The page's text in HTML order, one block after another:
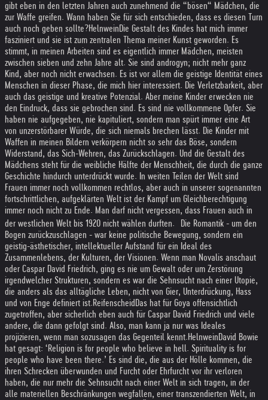
gibt eben in den letzten Jahren auch zunehmend die “bösen“ Mädchen, die
zur Waffe greifen. Wann haben Sie für sich entschieden, dass es diesen Turn
auch noch geben sollte?Helnwein Die Gestalt des Kindes hat mich immer
fasziniert und sie ist zum zentralen Thema meiner Kunst geworden. Es
stimmt, in meinen Arbeiten sind es eigentlich immer Mädchen, meisten
zwischen sieben und zehn Jahre alt. Sie sind androgyn; nicht mehr ganz
Kind, aber noch nicht erwachsen. Es ist vor allem die geistige Identität eines
Menschen in dieser Phase, die mich hier interessiert. Die Verletzbarkeit, aber
auch das geistige und kreative Potenzial. Aber meine Kinder erwecken nie
den Eindruck, dass sie gebrochen sind. Es sind nie vollkommene Opfer. Sie
haben nie aufgegeben, nie kapituliert, sondern man spürt immer eine Art
von unzerstörbarer Würde, die sich niemals brechen lässt. Die Kinder mit
Waffen in meinen Bildern verkörpern nicht so sehr das Böse, sondern
Widerstand, das Sich-Wehren, das Zurückschlagen. Und die Gestalt des
Mädchens steht für die weibliche Hälfte der Menschheit, die durch die ganze
Geschichte hindurch unterdrückt wurde. In weiten Teilen der Welt sind
Frauen immer noch vollkommen rechtlos, aber auch in unserer sogenannten
fortschrittlichen, aufgeklärten Welt ist der Kampf um Gleichberechtigung
immer noch nicht zu Ende. Man darf nicht vergessen, dass Frauen auch in
der westlichen Welt bis 1920 nicht wählen durften. Die Romantik - um den
Bogen zurückzuschlagen - war keine politische Bewegung, sondern ein
geistig-ästhetischer, intellektueller Aufstand für ein Ideal des
Zusammenlebens, der Kulturen, der Visionen. Wenn man Novalis anschaut
oder Caspar David Friedrich, ging es nie um Gewalt oder um Zerstörung
irgendwelcher Strukturen, sondern es war die Sehnsucht nach einer Utopie,
die anders als das alltägliche Leben, nicht von Gier, Unterdrückung, Hass
und von Enge definiert ist.Reifenscheid Das hat für Goya offensichtlich
zugetroffen, aber sicherlich eben auch für Caspar David Friedrich und viele
andere, die dann gefolgt sind. Also, man kann ja nur was Ideales
projizieren, wenn man sozusagen das Gegenteil kennt.Helnwein David Bowie
hat gesagt: ‘Religion is for people who believe in hell. Spirituality is for
people who have been there.’ Es sind die, die aus der Hölle kommen, die
ihren Schrecken überwunden und Furcht oder Ehrfurcht vor ihr verloren
haben, die nur mehr die Sehnsucht nach einer Welt in sich tragen, in der
alle materiellen Beschränkungen wegfallen, einer transzendierten Welt, in